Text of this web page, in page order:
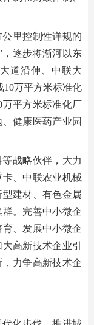
里控制性详规的
逐步将渐河以东
道沿伸、中联大
10万平方米标准化
平方米标准化厂
健康医药产业园
战略伙伴，大力
、中联农业机械
建材、有色金属
。完善中小微企
、发展中小微企
高新技术企业引
力争高新技术企